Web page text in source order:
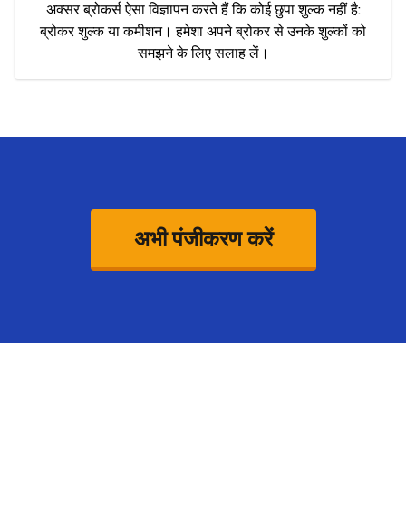
अक्सर ब्रोकर्स ऐसा विज्ञापन करते हैं कि कोई छुपा शुल्क नहीं है:
ब्रोकर शुल्क या कमीशन। हमेशा अपने ब्रोकर से उनके शुल्कों को
समझने के लिए सलाह लें।
अभी पंजीकरण करें